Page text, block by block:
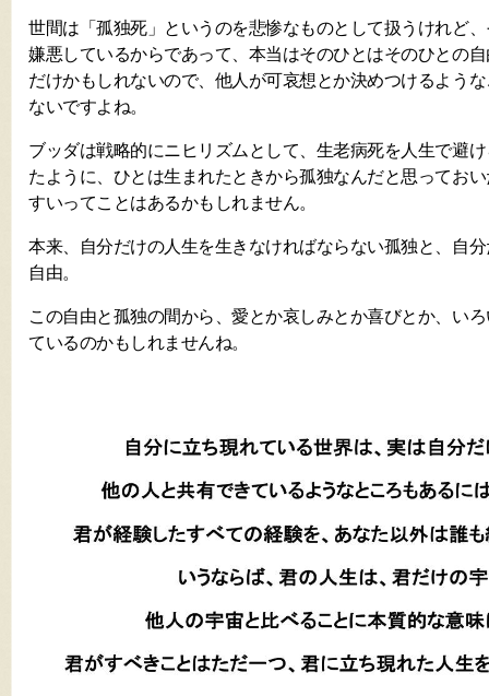
世間は「孤独死」というのを悲惨なものとして扱うけれど
嫌悪しているからであって、本当はそのひとはそのひとの
だけかもしれないので、他人が可哀想とか決めつけるよう
ないですよね。
ブッダは戦略的にニヒリズムとして、生老病死を人生で避
たように、ひとは生まれたときから孤独なんだと思ってお
すいってことはあるかもしれません。
本来、自分だけの人生を生きなければならない孤独と、自
自由。
この自由と孤独の間から、愛とか哀しみとか喜びとか、い
ているのかもしれませんね。